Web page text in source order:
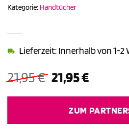
21,95€
war:
21,95 €
21,95€
ist:
21,95 €.
Lieferzeit: Innerhalb von 1-2
ZUM
Kategorie: Handtücher